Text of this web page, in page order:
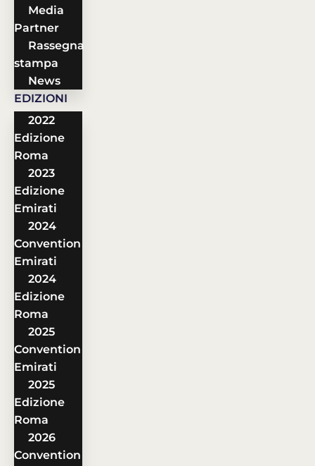
Media
Partner
Rassegna
stampa
News
EDIZIONI
2022
Edizione
Roma
2023
Edizione
Emirati
2024
Convention
Emirati
2024
Edizione
Roma
2025
Convention
Emirati
2025
Edizione
Roma
2026
Convention